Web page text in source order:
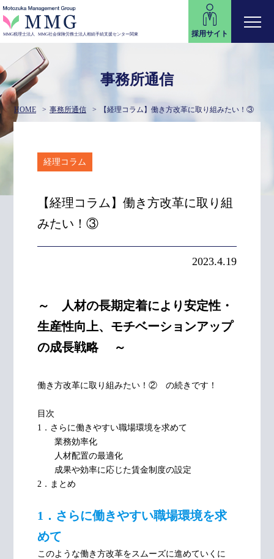
MMG税理士法人 MMG社会保険労務士法人相続手続支援センター関東 採用サイト
事務所通信
HOME 事務所通信 【経理コラム】働き方改革に取り組みたい！③
経理コラム
【経理コラム】働き方改革に取り組
みたい！③
2023.4.19
～ 人材の長期定着により安定性・
生産性向上、モチベーションアップ
の成長戦略 ～
働き方改革に取り組みたい！② の続きです！
目次
1．さらに働きやすい職場環境を求めて
業務効率化
人材配置の最適化
成果や効率に応じた賃金制度の設定
2．まとめ
1．さらに働きやすい職場環境を求
めて
このような働き方改革をスムーズに進めていくに